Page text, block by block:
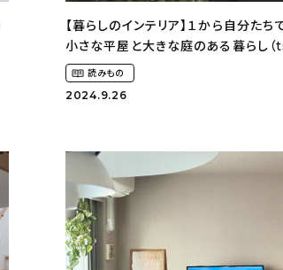
【暮らしのインテリア】１から自分た
小さな平屋と大きな庭のある暮らし
読みもの
2024.9.26